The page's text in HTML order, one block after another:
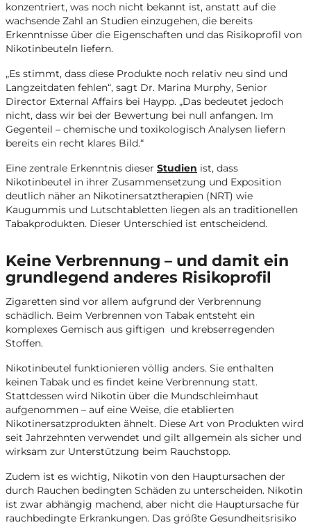
konzentriert, was noch nicht bekannt ist, anstatt auf die
wachsende Zahl an Studien einzugehen, die bereits
Erkenntnisse über die Eigenschaften und das Risikoprofil von
Nikotinbeuteln liefern.
„Es stimmt, dass diese Produkte noch relativ neu sind und
Langzeitdaten fehlen“, sagt Dr. Marina Murphy, Senior
Director External Affairs bei Haypp. „Das bedeutet jedoch
nicht, dass wir bei der Bewertung bei null anfangen. Im
Gegenteil – chemische und toxikologisch Analysen liefern
bereits ein recht klares Bild.“
Eine zentrale Erkenntnis dieser Studien ist, dass
Nikotinbeutel in ihrer Zusammensetzung und Exposition
deutlich näher an Nikotinersatztherapien (NRT) wie
Kaugummis und Lutschtabletten liegen als an traditionellen
Tabakprodukten. Dieser Unterschied ist entscheidend.
Keine Verbrennung – und damit ein
grundlegend anderes Risikoprofil
Zigaretten sind vor allem aufgrund der Verbrennung
schädlich. Beim Verbrennen von Tabak entsteht ein
komplexes Gemisch aus giftigen und krebserregenden
Stoffen.
Nikotinbeutel funktionieren völlig anders. Sie enthalten
keinen Tabak und es findet keine Verbrennung statt.
Stattdessen wird Nikotin über die Mundschleimhaut
aufgenommen – auf eine Weise, die etablierten
Nikotinersatzprodukten ähnelt. Diese Art von Produkten wird
seit Jahrzehnten verwendet und gilt allgemein als sicher und
wirksam zur Unterstützung beim Rauchstopp.
Zudem ist es wichtig, Nikotin von den Hauptursachen der
durch Rauchen bedingten Schäden zu unterscheiden. Nikotin
ist zwar abhängig machend, aber nicht die Hauptursache für
rauchbedingte Erkrankungen. Das größte Gesundheitsrisiko